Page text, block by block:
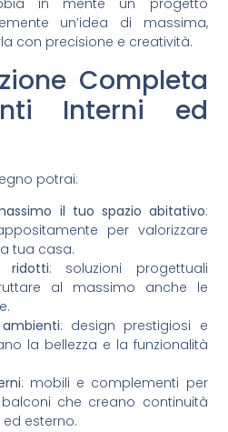
in mente un progetto
un’idea di massima,
con precisione e creatività.
Completa
Interni ed
potrai:
il tuo spazio abitativo:
per valorizzare
tua casa.
ridotti: soluzioni progettuali
al massimo anche le
: design prestigiosi e
la bellezza e la funzionalità
: mobili e complementi per
che creano continuità
esterno.